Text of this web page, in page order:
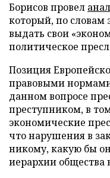
Борисов провел
который, по словам
выдать свои
политическое
Позиция
правовыми нормами
данном вопросе
преступником, в
экономические
что нарушения в
никому, какую бы
иерархии общества